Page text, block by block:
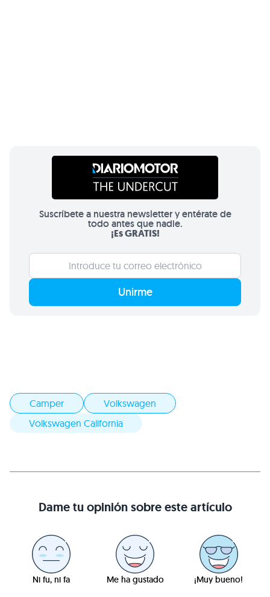
Suscríbete a nuestra newsletter y entérate de
todo antes que nadie.
¡Es GRATIS!
Unirme
Camper
Volkswagen
Volkswagen California
Dame tu opinión sobre este artículo
Ni fu, ni fa Me ha gustado ¡Muy bueno!